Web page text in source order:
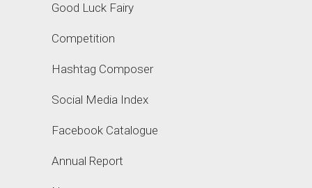
Good Luck Fairy
Competition
Hashtag Composer
Social Media Index
Facebook Catalogue
Annual Report